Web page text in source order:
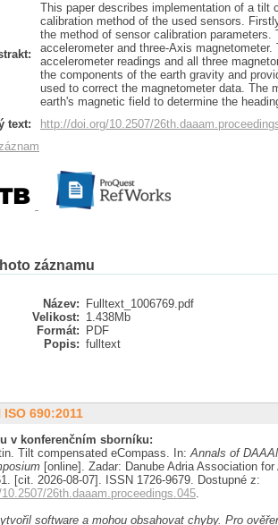
This paper describes implementation of a tilt
calibration method of the used sensors.
the method of sensor calibration
accelerometer and three-Axis
accelerometer readings and all three
the components of the earth gravity and
used to correct the magnetometer data. The
earth's magnetic field to determine the
text:
http://doi.org/10.2507/
záznamu
Název:
Fulltext_1006769.pdf
Velikost: 1.438Mb
Formát:
PDF
Popis: fulltext
690:2011
v konferenčním sborníku:
Tilt compensated eCompass. In:Annals of
[online]. Zadar: Danube Adria Association
[cit. 2026-08-07]. ISSN 1726-9679. Dostupné z:
26th.daaam.proceedings.045.
software a mohou obsahovat chyby. Pro